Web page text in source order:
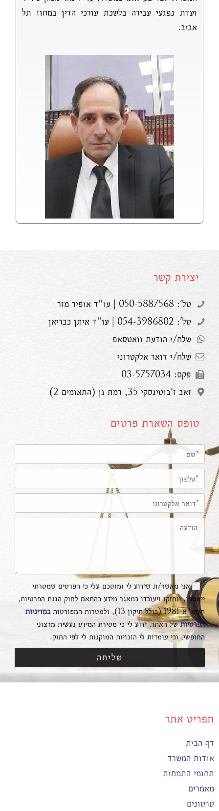
ועדת נפגעי עבירה בלשכת עורכי הדין במחוז תל
אביב.
יצירת קשר
טל': 050-5887568 | עו"ד אופיר מזר
טל': 054-3986802 | עו"ד איתן כבריאן
שלח/י הודעת וואטסאפ
שלח/י דואר אלקטרוני
פקס: 03-5757034
זאב ז'בוטינסקי 35, רמת גן (התאומים 2)
טופס השארת פרטים
אני מאשר/ת שידוע לי ומוסכם עלי כי הפרטים שמסרתי
ייאספו, יוחזקו ויעובדו במאגר מידע בהתאם לחוק הגנת הפרטיות,
תשמ"א-1981 (כולל תיקון 13), ולמטרות המפורטות
במדיניות
הפרטיותשל האתר. ידוע לי כי מסירת המידע נעשית מרצוני
החופשי, וכי עומדות לי הזכויות המוקנות לי לפי החוק.
שליחה
תפריט אתר
דף הבית
אודות המשרד
תחומי התמחות
מאמרים
סרטונים